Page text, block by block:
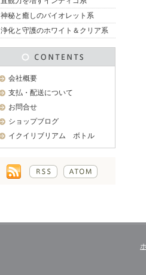
神秘と癒しのバイオレット系
浄化と守護のホワイト＆クリア系
会社概要
支払・配送について
お問合せ
ショップブログ
イクイリブリアム ボトル